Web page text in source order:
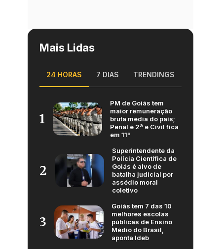
Mais Lidas
24 HORAS 7 DIAS TRENDINGS
1
PM de Goiás tem
maior remuneração
bruta média do país;
Penal é 2ª e Civil fica
em 11º
2
Superintendente da
Polícia Científica de
Goiás é alvo de
batalha judicial por
assédio moral
coletivo
3
Goiás tem 7 das 10
melhores escolas
públicas de Ensino
Médio do Brasil,
aponta Ideb